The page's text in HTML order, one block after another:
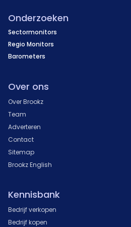
Onderzoeken
Sectormonitors
Regio Monitors
Barometers
Over ons
Over Brookz
Team
Adverteren
Contact
Sitemap
Brookz English
Kennisbank
Bedrijf verkopen
Bedrijf kopen